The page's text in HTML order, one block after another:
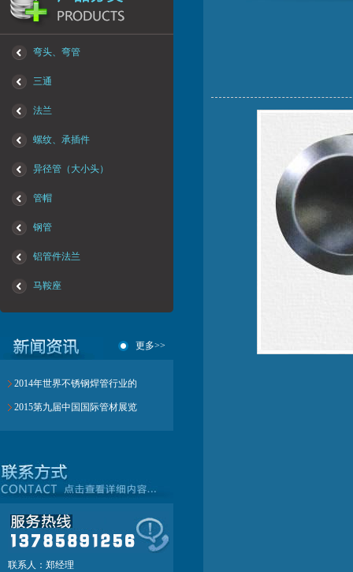
弯头、弯管
三通
法兰
螺纹、承插件
异径管（大小头）
管帽
钢管
铝管件法兰
马鞍座
更多>>
2014年世界不锈钢焊管行业的
2015第九届中国国际管材展览
联系人：郑经理